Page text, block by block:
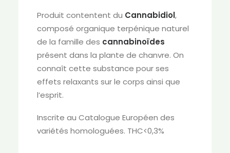
Produit contentent du Cannabidiol,
composé organique terpénique naturel
de la famille des cannabinoïdes
présent dans la plante de chanvre. On
connaît cette substance pour ses
effets relaxants sur le corps ainsi que
l’esprit.
Inscrite au Catalogue Européen des
variétés homologuées. THC<0,3%